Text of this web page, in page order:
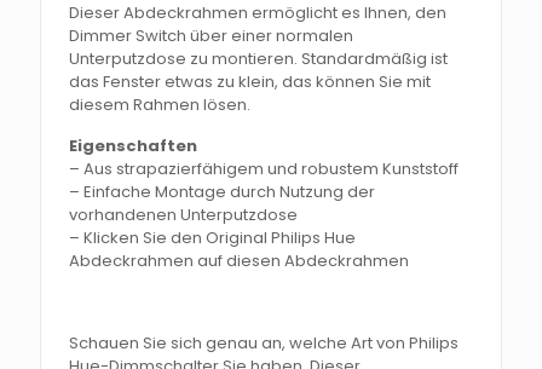
Dieser Abdeckrahmen ermöglicht es Ihnen, den
Dimmer Switch über einer normalen
Unterputzdose zu montieren. Standardmäßig ist
das Fenster etwas zu klein, das können Sie mit
diesem Rahmen lösen.
Eigenschaften
– Aus strapazierfähigem und robustem Kunststoff
– Einfache Montage durch Nutzung der
vorhandenen Unterputzdose
– Klicken Sie den Original Philips Hue
Abdeckrahmen auf diesen Abdeckrahmen
Schauen Sie sich genau an, welche Art von Philips